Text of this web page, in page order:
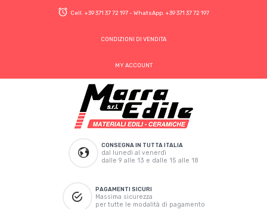
Cell. +39 371 37 72 197- WhatsApp. +39 371 37 72 197
CONDIZIONI DI VENDITA
MY ACCOUNT
CONSEGNA IN TUTTA ITALIA
dal lunedì al venerdì
dalle 9 alle 13 e dalle 15 alle 18
PAGAMENTI SICURI
Massima sicurezza
per tutte le modalità di pagamento